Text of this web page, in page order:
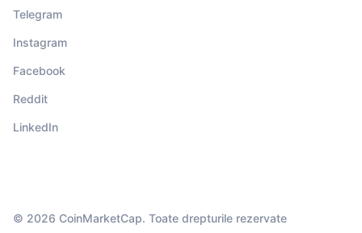
Telegram
Instagram
Facebook
Reddit
LinkedIn
© 2026 CoinMarketCap. Toate drepturile rezervate